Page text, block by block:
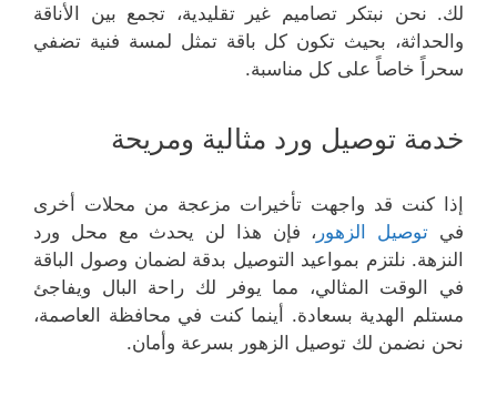
لك. نحن نبتكر تصاميم غير تقليدية، تجمع بين الأناقة
والحداثة، بحيث تكون كل باقة تمثل لمسة فنية تضفي
سحراً خاصاً على كل مناسبة.
خدمة توصيل ورد مثالية ومريحة
إذا كنت قد واجهت تأخيرات مزعجة من محلات أخرى
في توصيل الزهور ، فإن هذا لن يحدث مع محل ورد
النزهة. نلتزم بمواعيد التوصيل بدقة لضمان وصول الباقة
في الوقت المثالي، مما يوفر لك راحة البال ويفاجئ
مستلم الهدية بسعادة. أينما كنت في محافظة العاصمة،
نحن نضمن لك توصيل الزهور بسرعة وأمان.